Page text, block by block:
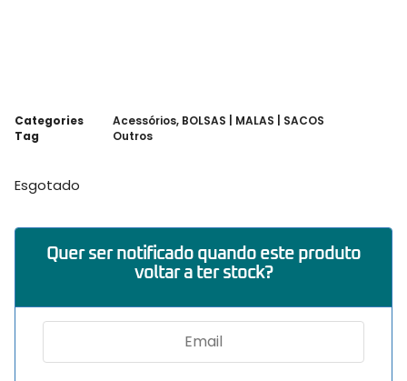
Categories Acessórios, BOLSAS | MALAS | SACOS
Tag
Outros
Esgotado
Quer ser notificado quando este produto
voltar a ter stock?